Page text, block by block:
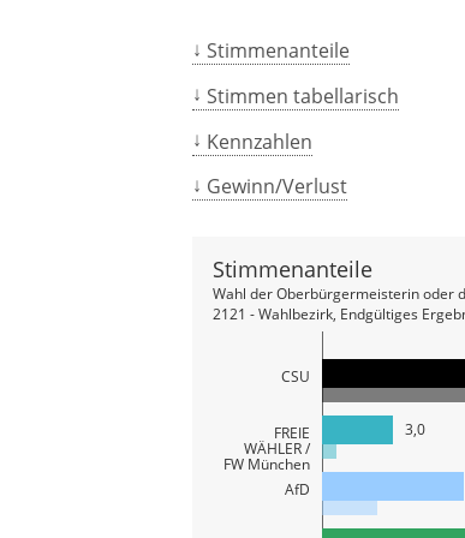
Stimmenanteile
Stimmen tabellarisch
Kennzahlen
Gewinn/Verlust
CSU
FREIE
WÄHLER /
FW München
AfD
3,0
Stimmenanteile
Wahl der Oberbürgermeisterin oder
2121 - Wahlbezirk, Endgültiges